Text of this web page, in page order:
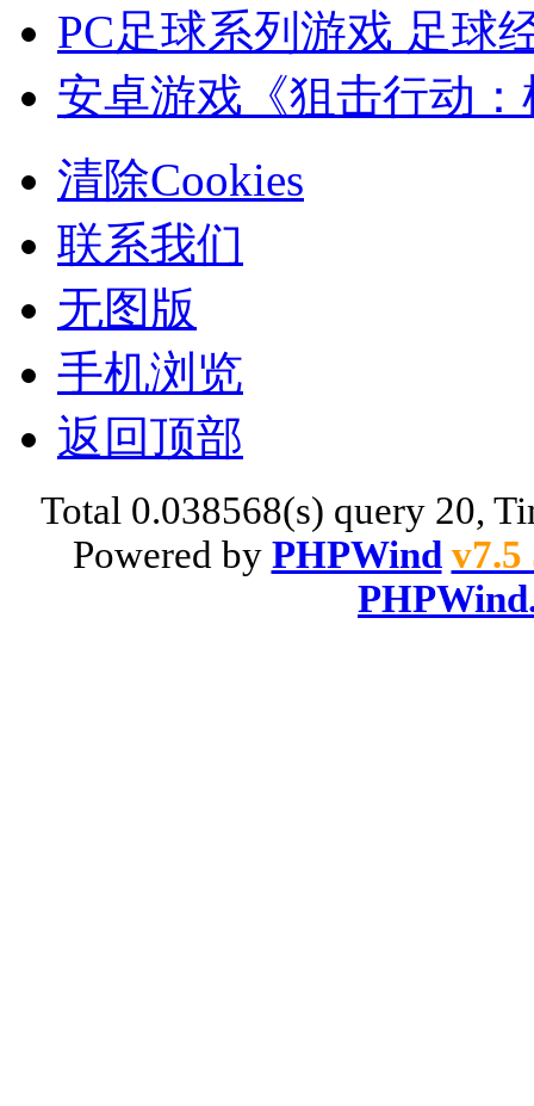
PC足球系列游戏 足球
安卓游戏《狙击行动
清除Cookies
联系我们
无图版
手机浏览
返回顶部
Total 0.038568(s) query 20,
Powered by PHPWind v7.5